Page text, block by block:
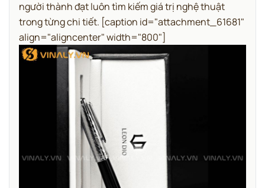
người thành đạt luôn tìm kiếm giá trị nghệ thuật
trong từng chi tiết. [caption id="attachment_61681"
align="aligncenter" width="800"]